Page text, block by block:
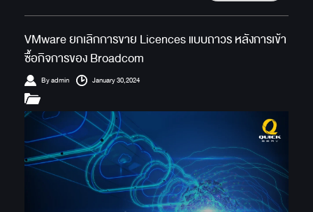
VMware ยกเลิกการขาย Licences แบบถาวร หลังการเข้า
ซื้อกิจการของ Broadcom
By admin January 30,2024